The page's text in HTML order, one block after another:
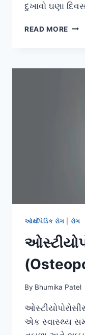
દુખાવો ઘણા
READ MORE
ઓર્થોપેડિક રોગ રોગ
By Bhumika Patel
એક સ્વાસ્થ્ય